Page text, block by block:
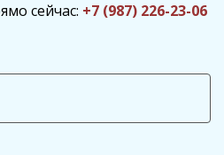
сейчас: +7 (987) 226-23-06